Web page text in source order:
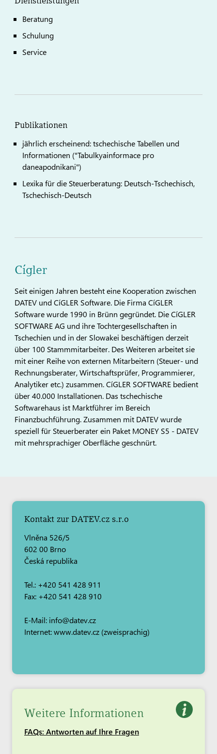
Beratung
Schulung
Service
Publikationen
jährlich erscheinend: tschechische Tabellen und
Informationen ("Tabulkyainformace pro
daneapodnikani")
Lexika für die Steuerberatung: Deutsch-Tschechisch,
Tschechisch-Deutsch
Cígler
Seit einigen Jahren besteht eine Kooperation zwischen
DATEV und CíGLER Software. Die Firma CíGLER
Software wurde 1990 in Brünn gegründet. Die CíGLER
SOFTWARE AG und ihre Tochtergesellschaften in
Tschechien und in der Slowakei beschäftigen derzeit
über 100 Stammmitarbeiter. Des Weiteren arbeitet sie
mit einer Reihe von externen Mitarbeitern (Steuer- und
Rechnungsberater, Wirtschaftsprüfer, Programmierer,
Analytiker etc.) zusammen. CíGLER SOFTWARE bedient
über 40.000 Installationen. Das tschechische
Softwarehaus ist Marktführer im Bereich
Finanzbuchführung. Zusammen mit DATEV wurde
speziell für Steuerberater ein Paket MONEY S5 - DATEV
mit mehrsprachiger Oberfläche geschnürt.
Kontakt zur DATEV.cz s.r.o
Vlněna 526/5
602 00 Brno
Česká republika
Tel.: +420 541 428 911
Fax: +420 541 428 910
E-Mail: info@datev.cz
Internet: www.datev.cz (zweisprachig)
Weitere Informationen
FAQs: Antworten auf Ihre Fragen